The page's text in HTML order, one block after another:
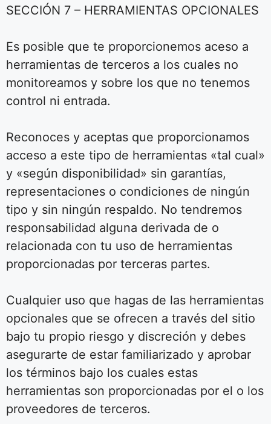
SECCIÓN 7 – HERRAMIENTAS OPCIONALES
Es posible que te proporcionemos aceso a
herramientas de terceros a los cuales no
monitoreamos y sobre los que no tenemos
control ni entrada.
Reconoces y aceptas que proporcionamos
acceso a este tipo de herramientas «tal cual»
y «según disponibilidad» sin garantías,
representaciones o condiciones de ningún
tipo y sin ningún respaldo. No tendremos
responsabilidad alguna derivada de o
relacionada con tu uso de herramientas
proporcionadas por terceras partes.
Cualquier uso que hagas de las herramientas
opcionales que se ofrecen a través del sitio
bajo tu propio riesgo y discreción y debes
asegurarte de estar familiarizado y aprobar
los términos bajo los cuales estas
herramientas son proporcionadas por el o los
proveedores de terceros.